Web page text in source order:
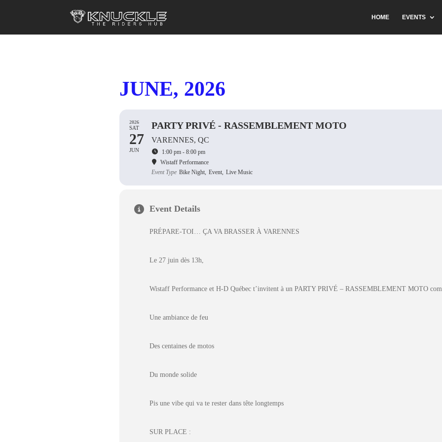
HOME EVENTS
JUNE, 2026
2026
SAT
27
JUN
PARTY PRIVÉ - RASSEMBLEMENT MOTO
VARENNES, QC
1:00 pm - 8:00 pm
Wistaff Performance
Event Type Bike Night, Event, Live Music
Event Details
PRÉPARE-TOI… ÇA VA BRASSER À VARENNES
Le 27 juin dès 13h,
Wistaff Performance et H-D Québec t’invitent à un PARTY PRIVÉ – RASSEMBLEMENT MOTO
Une ambiance de feu
Des centaines de motos
Du monde solide
Pis une vibe qui va te rester dans tête longtemps
SUR PLACE :